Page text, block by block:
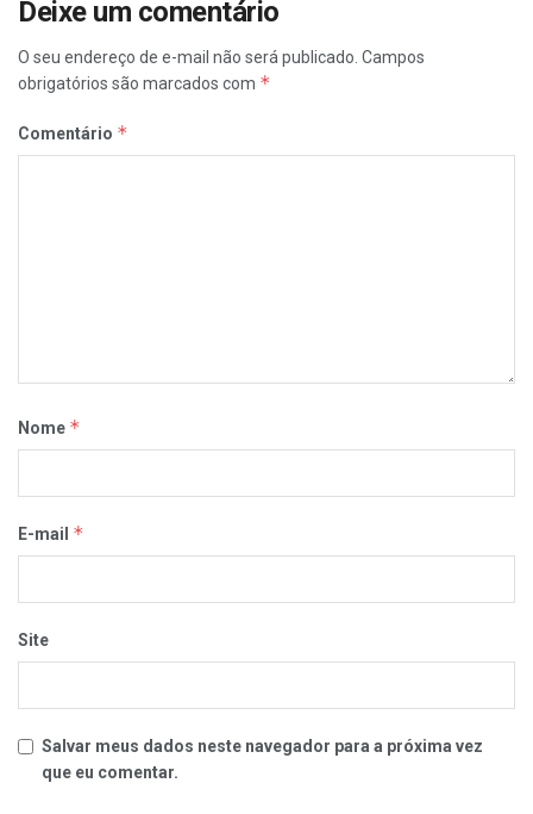
Deixe um comentário
O seu endereço de e-mail não será publicado. Campos
obrigatórios são marcados com *
Comentário *
Nome *
E-mail *
Site
Salvar meus dados neste navegador para a próxima vez
que eu comentar.